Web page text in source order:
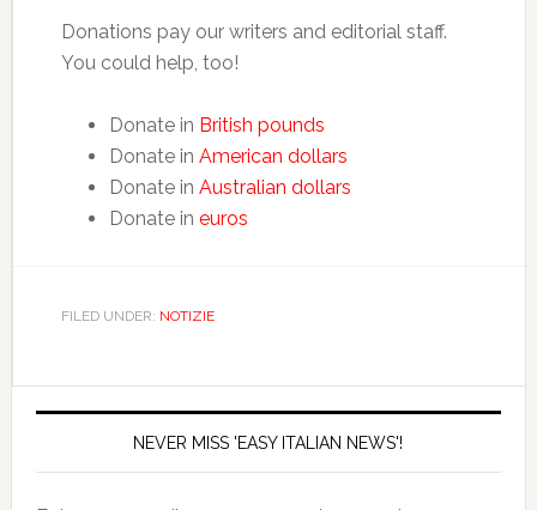
Donations pay our writers and editorial staff.
You could help, too!
Donate in British pounds
Donate in American dollars
Donate in Australian dollars
Donate in euros
FILED UNDER: NOTIZIE
NEVER MISS 'EASY ITALIAN NEWS'!